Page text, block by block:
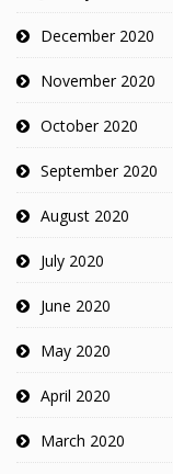
December 2020
November 2020
October 2020
September 2020
August 2020
July 2020
June 2020
May 2020
April 2020
March 2020